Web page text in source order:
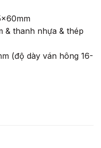
& thanh nhựa & thép
(độ dày ván hông 16-